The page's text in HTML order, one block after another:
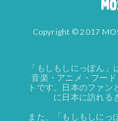
Copyright © 2017
「もしもしにっぽん
音楽・アニメ・フー
トです。日本のファン
に日本に訪れる
また、「もしもしにっ